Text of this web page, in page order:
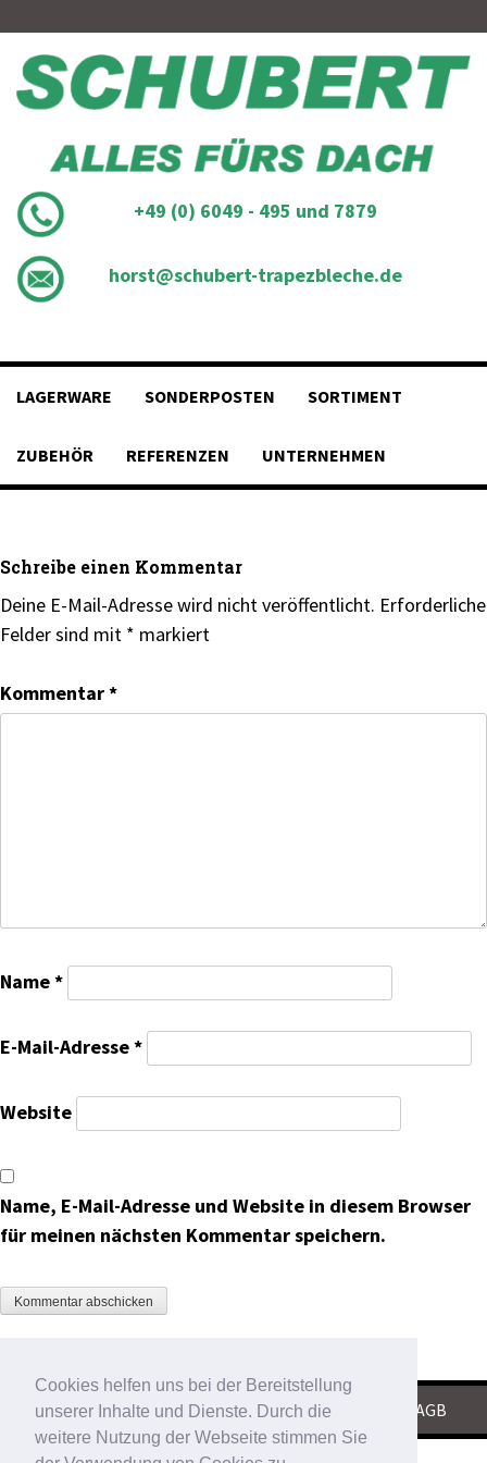
Cookies helfen uns bei der Bereitstellung
unserer Inhalte und Dienste. Durch die
weitere Nutzung der Webseite stimmen Sie
content
+49 (0) 6049 - 495 und 7879
horst@schubert-trapezbleche.de
LAGERWARE SONDERPOSTEN SORTIMENT
ZUBEHÖR REFERENZEN UNTERNEHMEN
Schreibe einen Kommentar
Deine E-Mail-Adresse wird nicht veröffentlicht. Erforderliche
Felder sind mit * markiert
Kommentar*
Name*
E-Mail-Adresse*
Website
Name, E-Mail-Adresse und Website in diesem Browser
für meinen nächsten Kommentar speichern.
KONTAKT|IMPRESSUM|DATENSCHUTZ AGB